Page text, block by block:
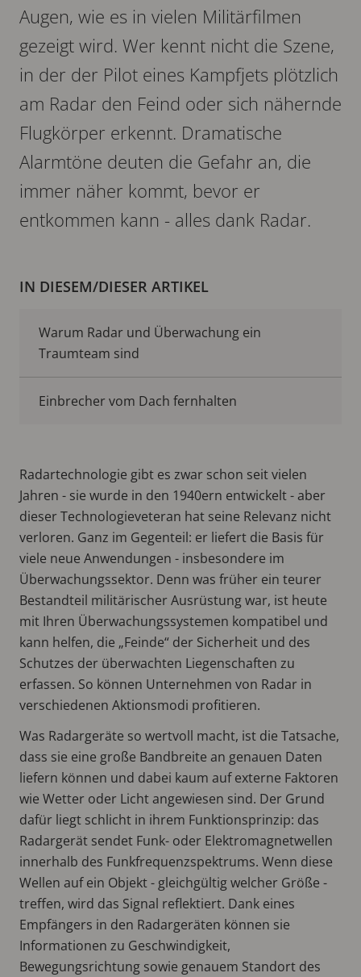
Augen, wie es in vielen Militärfilmen
gezeigt wird. Wer kennt nicht die Szene,
in der der Pilot eines Kampfjets plötzlich
am Radar den Feind oder sich nähernde
Flugkörper erkennt. Dramatische
Alarmtöne deuten die Gefahr an, die
immer näher kommt, bevor er
entkommen kann - alles dank Radar.
IN DIESEM/DIESER ARTIKEL
Warum Radar und Überwachung ein
Traumteam sind
Einbrecher vom Dach fernhalten
Radartechnologie gibt es zwar schon seit vielen
Jahren - sie wurde in den 1940ern entwickelt - aber
dieser Technologieveteran hat seine Relevanz nicht
verloren. Ganz im Gegenteil: er liefert die Basis für
viele neue Anwendungen - insbesondere im
Überwachungssektor. Denn was früher ein teurer
Bestandteil militärischer Ausrüstung war, ist heute
mit Ihren Überwachungssystemen kompatibel und
kann helfen, die „Feinde“ der Sicherheit und des
Schutzes der überwachten Liegenschaften zu
erfassen. So können Unternehmen von Radar in
verschiedenen Aktionsmodi profitieren.
Was Radargeräte so wertvoll macht, ist die Tatsache,
dass sie eine große Bandbreite an genauen Daten
liefern können und dabei kaum auf externe Faktoren
wie Wetter oder Licht angewiesen sind. Der Grund
dafür liegt schlicht in ihrem Funktionsprinzip: das
Radargerät sendet Funk- oder Elektromagnetwellen
innerhalb des Funkfrequenzspektrums. Wenn diese
Wellen auf ein Objekt - gleichgültig welcher Größe -
treffen, wird das Signal reflektiert. Dank eines
Empfängers in den Radargeräten können sie
Informationen zu Geschwindigkeit,
Bewegungsrichtung sowie genauem Standort des